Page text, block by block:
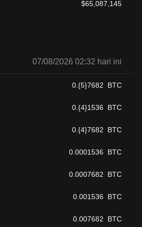
cryptocurrency menawarkan
peluang baru bagi inovasi dan
$65,087,145
07/08/2026 02:32 hari ini
0.{5}7682 BTC
0.{4}1536 BTC
0.{4}7682 BTC
0.0001536 BTC
0.0007682 BTC
0.001536 BTC
0.007682 BTC